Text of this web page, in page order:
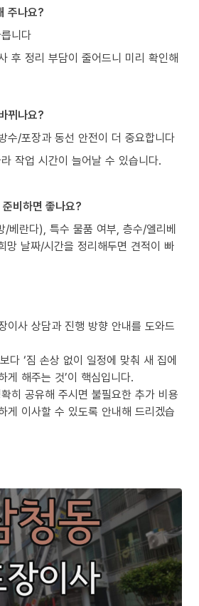
주나요?
니다
후 정리 부담이 줄어드니 미리 확인해
뀌나요?
수/포장과 동선 안전이 더 중요합니다
작업 시간이 늘어날 수 있습니다.
비하면 좋나요?
베란다), 특수 물품 여부, 층수/엘리베
망 날짜/시간을 정리해두면 견적이 빠
이사 상담과 진행 방향 안내를 도와드
다 ‘짐 손상 없이 일정에 맞춰 새 집에
게 해주는 것’이 핵심입니다.
히 공유해 주시면 불필요한 추가 비용
게 이사할 수 있도록 안내해 드리겠습